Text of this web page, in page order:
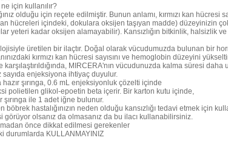
için kullanılır?
olduğu için reçete edilmiştir. Bunun anlamı, kırmızı kan hücresi
hücreleri içindeki, dokulara oksijen taşıyan madde) düzeyinizin
yeteri kadar oksijen alamayabilir). Kansızlığın bitkinlik, halsizlik ve
üretilen bir ilaçtır. Doğal olarak vücudumuzda bulunan bir
kırmızı kan hücresi sayısını ve hemoglobin düzeyini
MIRCERA'nın vücudunuzda kalma süresi daha
enjeksiyona ihtiyaç duyulur.
hazır şırınga, 0.6 mL enjeksiyonluk çözelti içinde
polietilen glikol-epoetin beta içerir. Bir karton kutu içinde,
şırınga ile 1 adet iğne bulunur.
böbrek hastalığınızın neden olduğu kansızlığı tedavi etmek için
görüyor olsanız da olmasanız da bu ilacı kullanabilirsiniz.
önce dikkat edilmesi gerekenler
durumlarda KULLANMAYINIZ